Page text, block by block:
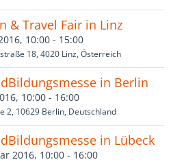
& Travel Fair in Linz
10:00 - 15:00
18, 4020 Linz, Österreich
in Berlin
10:00 - 16:00
2, 10629 Berlin, Deutschland
in Lübeck
2016, 10:00 - 16:00